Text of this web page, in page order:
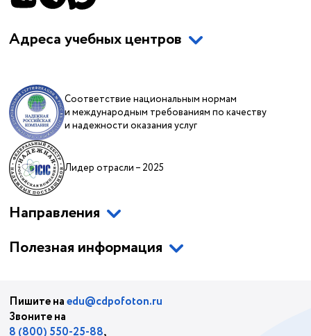
Адреса учебных центров
Соответствие национальным нормам
и международным требованиям по качеству
и надежности оказания услуг
Лидер отрасли – 2025
Направления
Полезная информация
Пишите наedu@cdpofoton.ru
Звоните на
8 (800) 550-25-88,